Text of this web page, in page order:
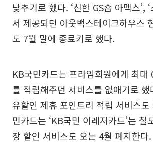
낮추기로 했다. ‘신한 GS숍 아멕스’,
서 제공되던 아웃백스테이크하우스
도 7월 말에 종료키로 했다.
KB국민카드는 프라임회원에게 최
를 적립해주던 서비스를 없애기로
유할인 제휴 포인트리 적립 서비스
민카드는 ‘KB국민 이레저카드’는 철
장 할인 서비스도 오는 4월 폐지한다.